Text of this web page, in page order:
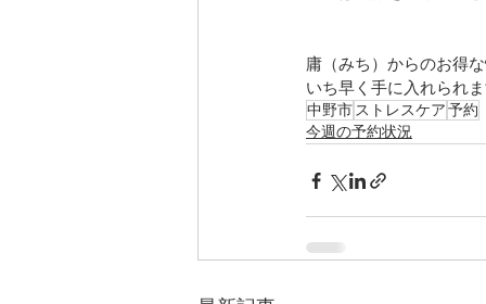
庸（みち）からのお得
いち早く手に入れられ
中野市ストレスケア予約
今週の予約状況